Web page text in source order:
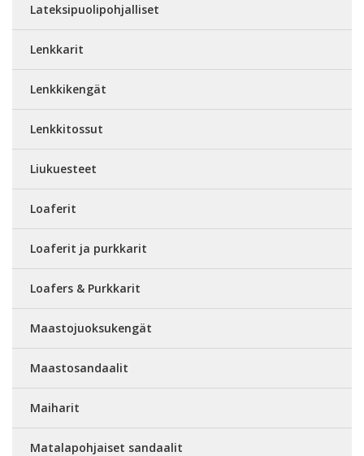
Lateksipuolipohjalliset
Lenkkarit
Lenkkikengät
Lenkkitossut
Liukuesteet
Loaferit
Loaferit ja purkkarit
Loafers & Purkkarit
Maastojuoksukengät
Maastosandaalit
Maiharit
Matalapohjaiset sandaalit